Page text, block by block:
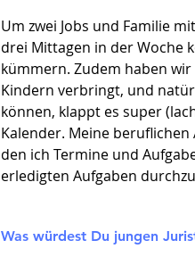
Um zwei Jobs und Familie
drei Mittagen in der Woche
kümmern. Zudem haben
Kindern verbringt, und
können, klappt es super
Kalender. Meine
den ich Termine und
erledigten Aufgaben
Was würdest Du jungen